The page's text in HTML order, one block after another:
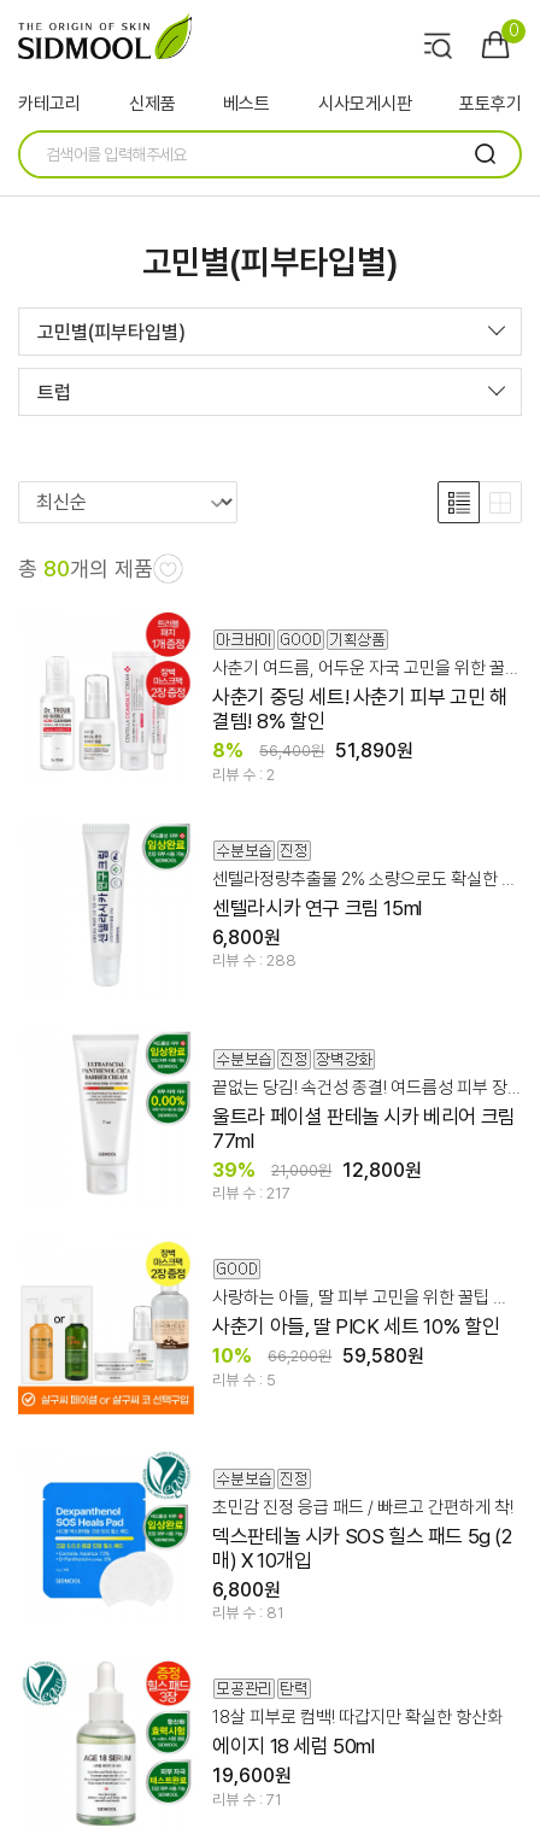
0
카테고리 신제품 베스트 시사모게시판 포토후기
고민별(피부타입별)
고민별(피부타입별)
트럽
총 80개의 제품
사춘기 여드름, 어두운 자국 고민을 위한 꿀팁 세트
사춘기 중딩 세트! 사춘기 피부 고민 해
결템! 8% 할인
8% 56,400원 51,890원
리뷰 수 : 2
센텔라시카 연구 크림 15ml
6,800원
리뷰 수 : 288
끝없는 당김! 속건성 종결! 여드름성 피부 장벽 케어
울트라 페이셜 판테놀 시카 베리어 크림
77ml
39% 21,000원 12,800원
리뷰 수 : 217
사랑하는 아들, 딸 피부 고민을 위한 꿀팁 세트
사춘기 아들, 딸 PICK 세트 10% 할인
10% 66,200원 59,580원
리뷰 수 : 5
초민감 진정 응급 패드 / 빠르고 간편하게 착!
덱스판테놀 시카 SOS 힐스 패드 5g (2
매) X 10개입
6,800원
리뷰 수 : 81
18살 피부로 컴백! 따갑지만 확실한 항산화
에이지 18 세럼 50ml
19,600원
리뷰 수 : 71